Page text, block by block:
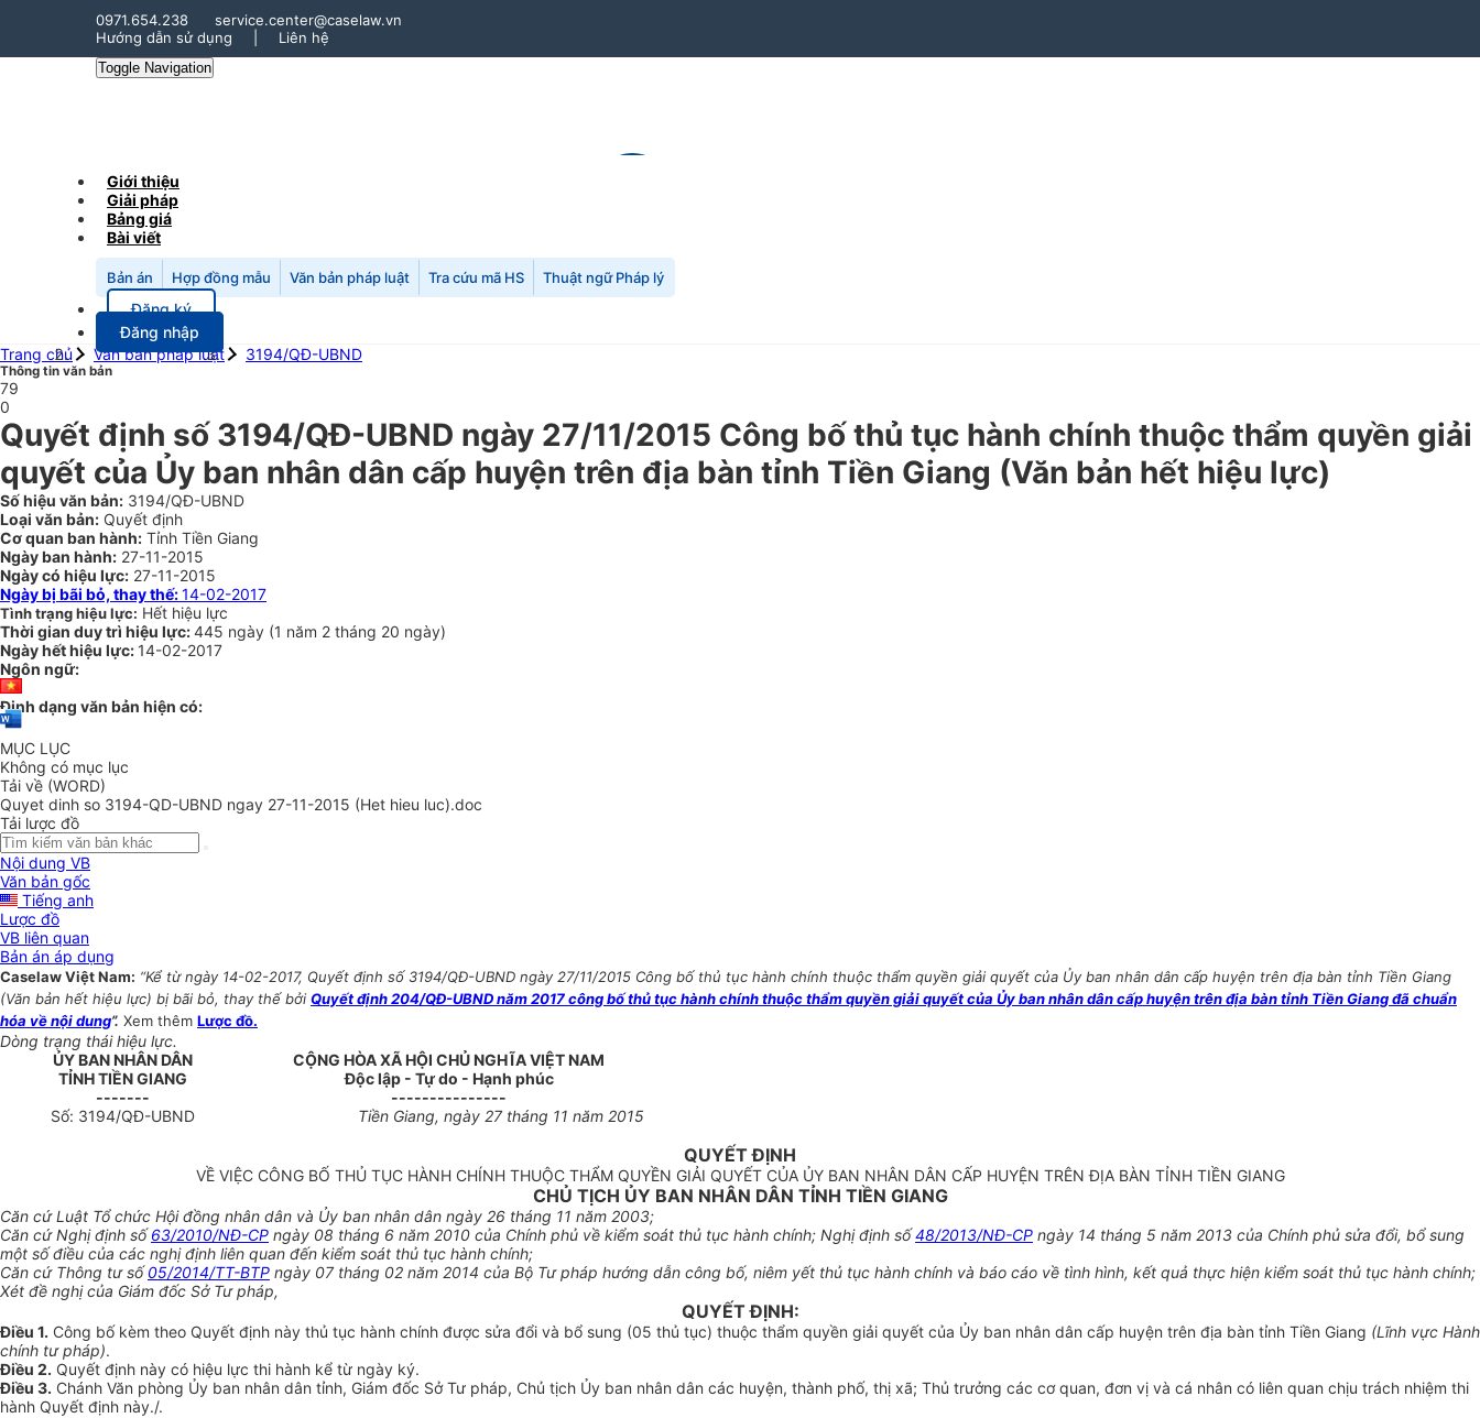
0971.654.238
service.center@caselaw.vn
Hướng dẫn sử dụng
Liên hệ
Toggle Navigation
Giới thiệu
Giải pháp
Bảng giá
Bài viết
Bản án Hợp đồng mẫu Văn bản pháp luật Tra cứu mã HS Thuật ngữ Pháp lý
Đăng ký
Đăng nhập
Trang chủ
Văn bản pháp luật 3194/QĐ-UBND
Thông tin văn bản
79
0
Quyết định số 3194/QĐ-UBND ngày 27/11/2015 Công bố thủ tục hành chính thuộc thẩm quyền giải
quyết của Ủy ban nhân dân cấp huyện trên địa bàn tỉnh Tiền Giang (Văn bản hết hiệu lực)
Số hiệu văn bản: 3194/QĐ-UBND
Loại văn bản: Quyết định
Cơ quan ban hành: Tỉnh Tiền Giang
Ngày ban hành: 27-11-2015
Ngày có hiệu lực: 27-11-2015
Ngày bị bãi bỏ, thay thế:14-02-2017
Tình trạng hiệu lực: Hết hiệu lực
Thời gian duy trì hiệu lực:445 ngày (1 năm 2 tháng 20 ngày)
Ngày hết hiệu lực: 14-02-2017
Ngôn ngữ:
Định dạng văn bản hiện có:
MỤC LỤC
Không có mục lục
Tải về (WORD)
Quyet dinh so 3194-QD-UBND ngay 27-11-2015 (Het hieu luc).doc
Tải lược đồ
Nội dung VB
Văn bản gốc
Tiếng anh
Lược đồ
VB liên quan
Bản án áp dụng
Caselaw Việt Nam: “Kể từ ngày 14-02-2017, Quyết định số 3194/QĐ-UBND ngày 27/11/2015 Công bố thủ tục hành chính thuộc thẩm quyền giải quyết của Ủy ban nhân dân cấp huyện trên địa bàn tỉnh Tiền Giang
(Văn bản hết hiệu lực) bị bãi bỏ, thay thế bởi Quyết định 204/QĐ-UBND năm 2017 công bố thủ tục hành chính thuộc thẩm quyền giải quyết của Ủy ban nhân dân cấp huyện trên địa bàn tỉnh Tiền Giang đã chuẩn
hóa về nội dung”. Xem thêm Lược đồ.
Dòng trạng thái hiệu lực.
ỦY BAN NHÂN DÂN
TỈNHTIỀN GIANG
-------
CỘNG HÒA XÃ HỘI CHỦ NGHĨA VIỆT NAM
Độc lập - Tự do - Hạnh phúc
---------------
Số: 3194/QĐ-UBND Tiền Giang, ngày 27tháng 11 năm 2015
QUYẾT ĐỊNH
VỀ VIỆC CÔNG BỐ THỦ TỤC HÀNH CHÍNH THUỘC THẨM QUYỀN GIẢI QUYẾT CỦA ỦY BAN NHÂN DÂN CẤP HUYỆN TRÊN ĐỊA BÀN TỈNH TIỀN GIANG
CHỦ TỊCH ỦY BAN NHÂN DÂN TỈNH TIỀN GIANG
Căn cứ Luật Tổ chức Hội đồng nhân dân và Ủy ban nhân dân ngày 26 tháng 11 năm 2003;
Căn cứ Nghị định số63/2010/NĐ-CP ngày 08 tháng 6 năm 2010 của Chính phủ về kiểm soát thủ tục hành chính; Nghị định số48/2013/NĐ-CP ngày 14 tháng 5 năm 2013 của Chính phủ sửa đổi, bổ sung
một số điều của các nghị định liên quan đến kiểm soát thủ tục hành chính;
Căn cứ Thông tư số05/2014/TT-BTP ngày 07 tháng 02 năm 2014 của Bộ Tư pháp hướng dẫn công bố, niêm yết thủ tục hành chính và báo cáo về tình hình, kết quả thực hiện kiểm soát thủ tục hành chính;
Xét đề nghị của Giám đốc Sở Tư pháp,
QUYẾT ĐỊNH:
Điều 1. Công bố kèm theo Quyết định này thủ tục hành chính được sửa đổi và bổ sung (05 thủ tục) thuộc thẩm quyền giải quyết của Ủy ban nhân dân cấp huyện trên địa bàn tỉnh Tiền Giang (Lĩnh vực Hành
chính tư pháp).
Điều 2. Quyết định này có hiệu lực thi hành kể từ ngày ký.
Điều 3. Chánh Văn phòng Ủy ban nhân dân tỉnh, Giám đốc Sở Tư pháp, Chủ tịch Ủy ban nhân dân các huyện, thành phố, thị xã; Thủ trưởng các cơ quan, đơn vị và cá nhân có liên quan chịu trách nhiệm thi
hành Quyết định này./.